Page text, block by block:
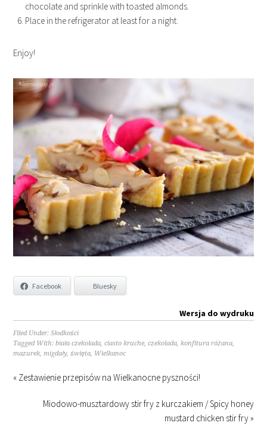
chocolate and sprinkle with toasted almonds.
Place in the refrigerator at least for a night.
Enjoy!
Facebook Bluesky
Wersja do wydruku
Filed Under:Słodkości
Tagged With:biała czekolada,ciasto kruche,czekolada,konfitura różana,
mazurek,migdały,święta, Wielkanoc
« Zestawienie przepisów na Wielkanocne pyszności!
Miodowo-musztardowy stir fry z kurczakiem / Spicy honey
mustard chicken stir fry »